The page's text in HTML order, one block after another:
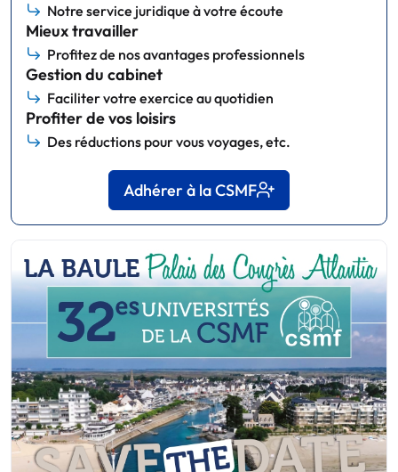
Notre service juridique à votre écoute
Mieux travailler
Profitez de nos avantages professionnels
Gestion du cabinet
Faciliter votre exercice au quotidien
Profiter de vos loisirs
Des réductions pour vous voyages, etc.
Adhérer à la CSMF